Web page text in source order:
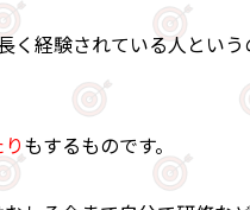
く経験されている人とい
もするものです。